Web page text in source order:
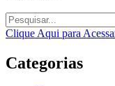
Clique Aqui para
Categorias